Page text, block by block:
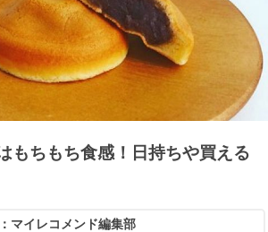
もちもち食感！日持ちや買える
マイレコメンド編集部